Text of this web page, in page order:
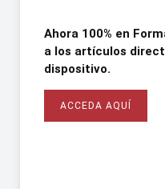
Ahora 100% en
a los artículos
dispositivo.
ACCEDA AQUÍ
Acceda todos los
CLICK AQUÍ
Una herramienta
profesionales de la
CLICK AQUÍ